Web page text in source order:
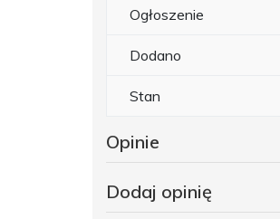
Ogłoszenie
Dodano
Stan
Opinie
Dodaj opinię